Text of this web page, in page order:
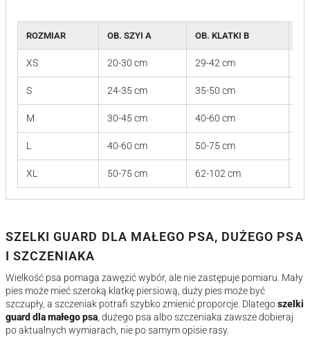
ROZMIAR OB. SZYI A OB. KLATKI B
XS 20-30 cm 29-42 cm
S 24-35 cm 35-50 cm
M 30-45 cm 40-60 cm
L 40-60 cm 50-75 cm
XL 50-75 cm 62-102 cm
SZELKI GUARD DLA MAŁEGO PSA, DUŻEGO PSA
I SZCZENIAKA
Wielkość psa pomaga zawęzić wybór, ale nie zastępuje pomiaru. Mały
pies może mieć szeroką klatkę piersiową, duży pies może być
szczupły, a szczeniak potrafi szybko zmienić proporcje. Dlategoszelki
guard dla małego psa, dużego psa albo szczeniaka zawsze dobieraj
po aktualnych wymiarach, nie po samym opisie rasy.